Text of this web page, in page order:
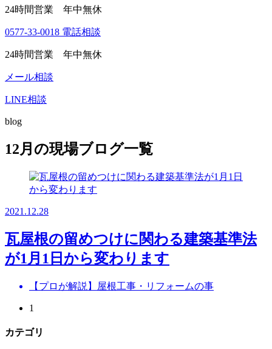
24時間営業 年中無休
0577-33-0018 電話相談
24時間営業 年中無休
メール相談
LINE相談
blog
12月の現場ブログ一覧
2021.12.28
瓦屋根の留めつけに関わる建築基準法
が1月1日から変わります
【プロが解説】屋根工事・リフォームの事
1
カテゴリ